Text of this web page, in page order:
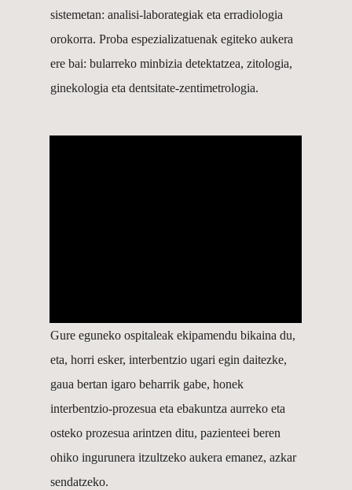
sistemetan: analisi-laborategiak eta erradiologia
orokorra. Proba espezializatuenak egiteko aukera
ere bai: bularreko minbizia detektatzea, zitologia,
ginekologia eta dentsitate-zentimetrologia.
Gure eguneko ospitaleak ekipamendu bikaina du,
eta, horri esker, interbentzio ugari egin daitezke,
gaua bertan igaro beharrik gabe, honek
interbentzio-prozesua eta ebakuntza aurreko eta
osteko prozesua arintzen ditu, pazienteei beren
ohiko ingurunera itzultzeko aukera emanez, azkar
sendatzeko.